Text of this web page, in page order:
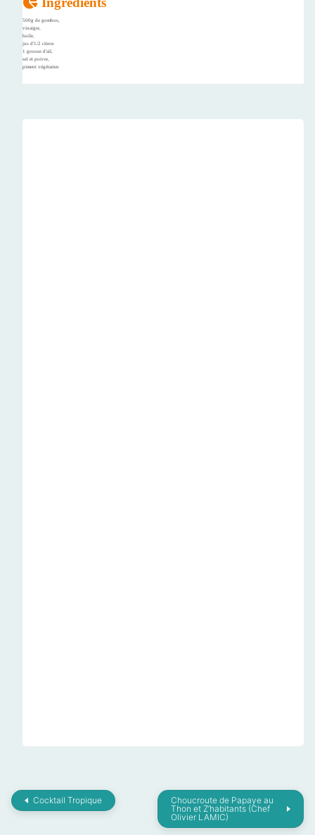
500g de gombos,
vinaigre,
huile,
jus d'1/2 citron
1 gousse d'ail,
sel et poivre,
piment végétarien
Cocktail Tropique
Choucroute de Papaye au
Thon et Z’habitants (Chef
Olivier LAMIC)